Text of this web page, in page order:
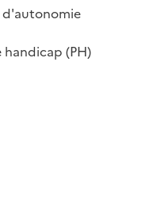
d'autonomie
handicap (PH)